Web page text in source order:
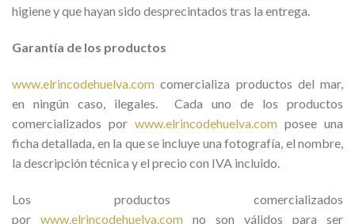
higiene y que hayan sido desprecintados tras la entrega.
Garantía de los productos
www.elrincodehuelva.com comercializa productos del mar,
en ningún caso, ilegales. Cada uno de los productos
comercializados por www.elrincodehuelva.com posee una
ficha detallada, en la que se incluye una fotografía, el nombre,
la descripción técnica y el precio con IVA incluido.
Los productos comercializados
por www.elrincodehuelva.com no son válidos para ser